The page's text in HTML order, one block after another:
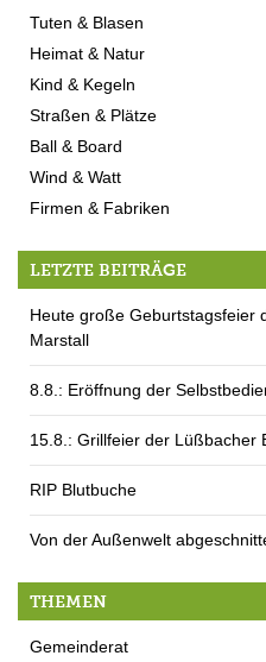
Tuten & Blasen
Heimat & Natur
Kind & Kegeln
Straßen & Plätze
Ball & Board
Wind & Watt
Firmen & Fabriken
LETZTE BEITRÄGE
Heute große Geburtstagsfeier
Marstall
8.8.: Eröffnung der
15.8.: Grillfeier der Lüßbacher
RIP Blutbuche
Von der Außenwelt
THEMEN
Gemeinderat